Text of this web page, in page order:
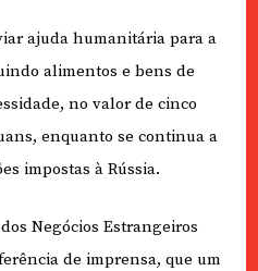
ajuda humanitária para a
alimentos e bens de
no valor de cinco
enquanto se continua a
impostas à Rússia.
Negócios Estrangeiros
de imprensa, que um